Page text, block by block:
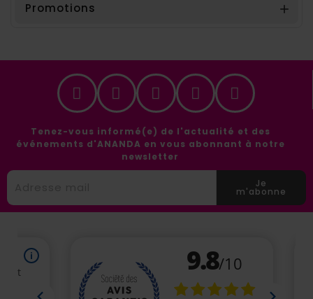
Promotions 
Tenez-vous informé(e) de l'actualité et des
événements d'ANANDA en vous abonnant à notre
newsletter
Je
m'abonne